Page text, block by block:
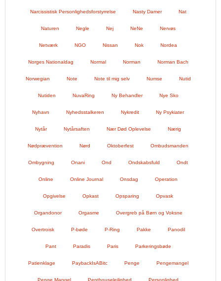
Narcissistisk Personlighedsforstyrrelse Nasty Damer Nat
Naturen Negle Nej NeNe Nervøs
Netværk NGO Nissan Nok Nordea
Norges Nationaldag Normal Norman Norman Bach
Norwegian Note Note til mig selv Numse Nutid
Nutiden NuvaRing Ny Behandler Nye Sko
Nyhavn Nyhedsstalkeren Nykredit Ny Psykiater
Nytår Nytårsaften Nær Død Oplevelse Nærig
Nødprævention Nørd Oktoberfest Ombudsmanden
Ombygning Onani Ond Ondskabsfuld Ondt
Online Online Journal Onsdag Operation
Opgivelse Opkast Opsparing Opvask
Organdonor Orgasme Overgreb på Børn og Voksne
Overtroisk P-bøde P-Ring Pakke Panodil
Pant Paradis Paris Parkeringsbøde
Patienklage PaybackIsABitc Penge Pengemangel
Penge Mangel Penthouselejlighed Personlighed